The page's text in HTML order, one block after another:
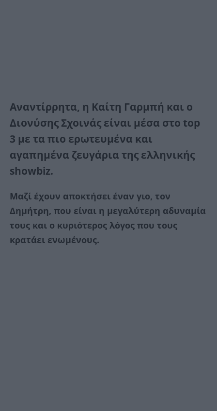
Αναντίρρητα, η Καίτη Γαρμπή και ο
Διονύσης Σχοινάς είναι μέσα στο top
3 με τα πιο ερωτευμένα και
αγαπημένα ζευγάρια της ελληνικής
showbiz.
Μαζί έχουν αποκτήσει έναν γιο, τον
Δημήτρη, που είναι η μεγαλύτερη αδυναμία
τους και ο κυριότερος λόγος που τους
κρατάει ενωμένους.